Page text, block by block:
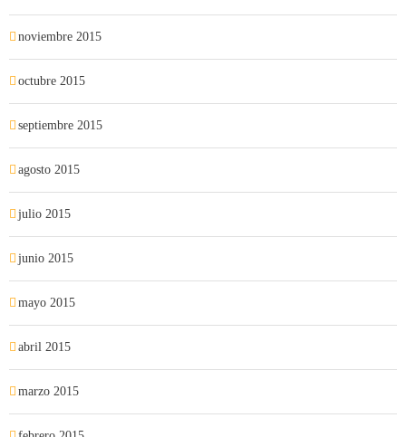
noviembre 2015
octubre 2015
septiembre 2015
agosto 2015
julio 2015
junio 2015
mayo 2015
abril 2015
marzo 2015